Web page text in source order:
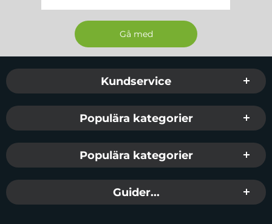
Sidfot Blandad info och länkar
Kundservice
Populära kategorier
Populära kategorier
Guider...